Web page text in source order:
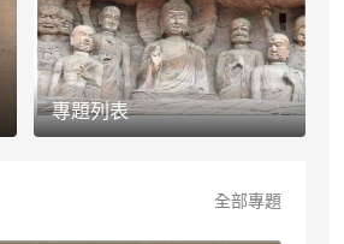
一心正念直來 我能護汝
專題列表
全部專題